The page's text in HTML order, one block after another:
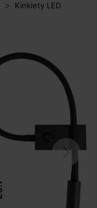
Kinkiety LED